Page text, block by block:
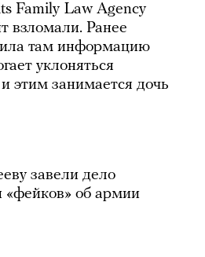
Family Law Agency
взломали. Ранее
там информацию
уклоняться
этим занимается дочь
завели дело
«фейков» об армии